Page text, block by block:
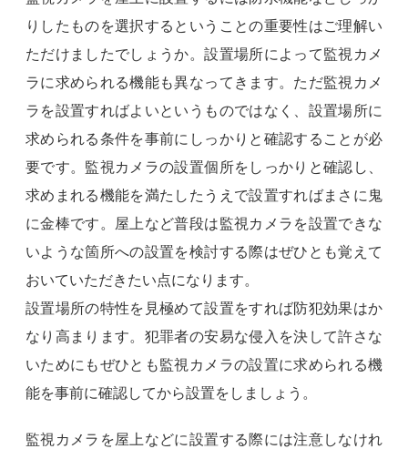
りしたものを選択するということの重要性はご理解い
ただけましたでしょうか。設置場所によって監視カメ
ラに求められる機能も異なってきます。ただ監視カメ
ラを設置すればよいというものではなく、設置場所に
求められる条件を事前にしっかりと確認することが必
要です。監視カメラの設置個所をしっかりと確認し、
求めまれる機能を満たしたうえで設置すればまさに鬼
に金棒です。屋上など普段は監視カメラを設置できな
いような箇所への設置を検討する際はぜひとも覚えて
おいていただきたい点になります。
設置場所の特性を見極めて設置をすれば防犯効果はか
なり高まります。犯罪者の安易な侵入を決して許さな
いためにもぜひとも監視カメラの設置に求められる機
能を事前に確認してから設置をしましょう。
監視カメラを屋上などに設置する際には注意しなけれ